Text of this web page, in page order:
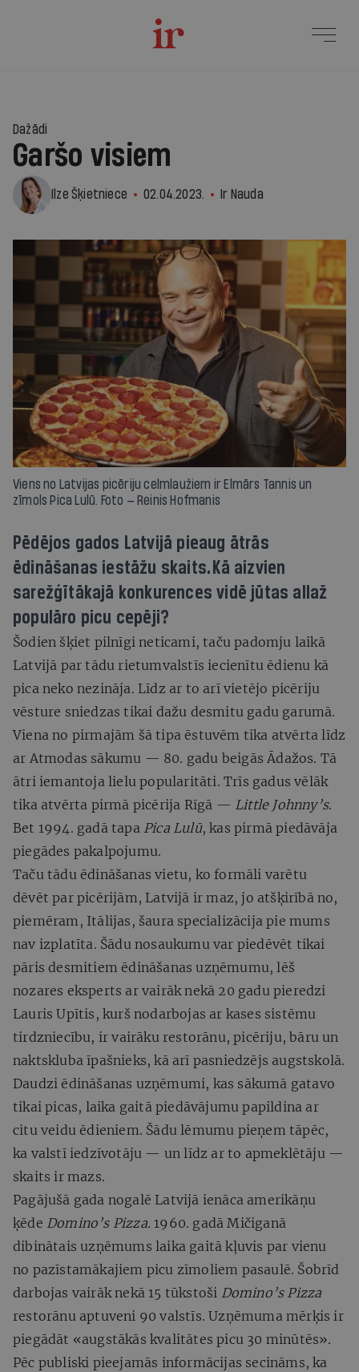
Dažādi
Garšo visiem
Ilze Šķietniece 02.04.2023. Ir Nauda
Viens no Latvijas picēriju celmlaužiem ir Elmārs Tannis un
zīmols Pica Lulū. Foto — Reinis Hofmanis
Pēdējos gados Latvijā pieaug ātrās
ēdināšanas iestāžu skaits. Kā aizvien
sarežģītākajā konkurences vidē jūtas allaž
populāro picu cepēji?
Šodien šķiet pilnīgi neticami, taču padomju laikā
Latvijā par tādu rietumvalstīs iecienītu ēdienu kā
pica neko nezināja. Līdz ar to arī vietējo picēriju
vēsture sniedzas tikai dažu desmitu gadu garumā.
Viena no pirmajām šā tipa ēstuvēm tika atvērta līdz
ar Atmodas sākumu — 80. gadu beigās Ādažos. Tā
ātri iemantoja lielu popularitāti. Trīs gadus vēlāk
tika atvērta pirmā picērija Rīgā — Little Johnny’s.
Bet 1994. gadā tapa Pica Lulū, kas pirmā piedāvāja
piegādes pakalpojumu.
Taču tādu ēdināšanas vietu, ko formāli varētu
dēvēt par picērijām, Latvijā ir maz, jo atšķirībā no,
piemēram, Itālijas, šaura specializācija pie mums
nav izplatīta. Šādu nosaukumu var piedēvēt tikai
pāris desmitiem ēdināšanas uzņēmumu, lēš
nozares eksperts ar vairāk nekā 20 gadu pieredzi
Lauris Upītis, kurš nodarbojas ar kases sistēmu
tirdzniecību, ir vairāku restorānu, picēriju, bāru un
naktskluba īpašnieks, kā arī pasniedzējs augstskolā.
Daudzi ēdināšanas uzņēmumi, kas sākumā gatavo
tikai picas, laika gaitā piedāvājumu papildina ar
citu veidu ēdieniem. Šādu lēmumu pieņem tāpēc,
ka valstī iedzīvotāju — un līdz ar to apmeklētāju —
skaits ir mazs.
Pagājušā gada nogalē Latvijā ienāca amerikāņu
ķēde Domino’s Pizza.1960. gadā Mičiganā
dibinātais uzņēmums laika gaitā kļuvis par vienu
no pazīstamākajiem picu zīmoliem pasaulē. Šobrīd
darbojas vairāk nekā 15 tūkstoši Domino’s Pizza
restorānu aptuveni 90 valstīs. Uzņēmuma mērķis ir
piegādāt «augstākās kvalitātes picu 30 minūtēs».
Pēc publiski pieejamās informācijas secināms, ka